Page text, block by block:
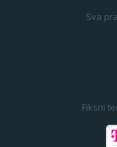
Sva
Fiksni